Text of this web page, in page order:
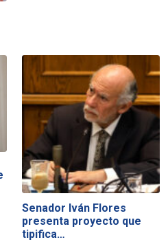
Senador Iván Flores
presenta proyecto que
tipifica…